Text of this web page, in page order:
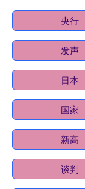
央行
发声
日本
国家
新高
谈判